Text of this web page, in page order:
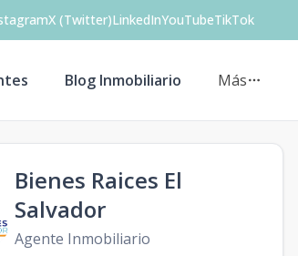
X (Twitter)LinkedInYouTubeTikTok
Blog Inmobiliario Más
Bienes Raices El
Salvador
Agente Inmobiliario